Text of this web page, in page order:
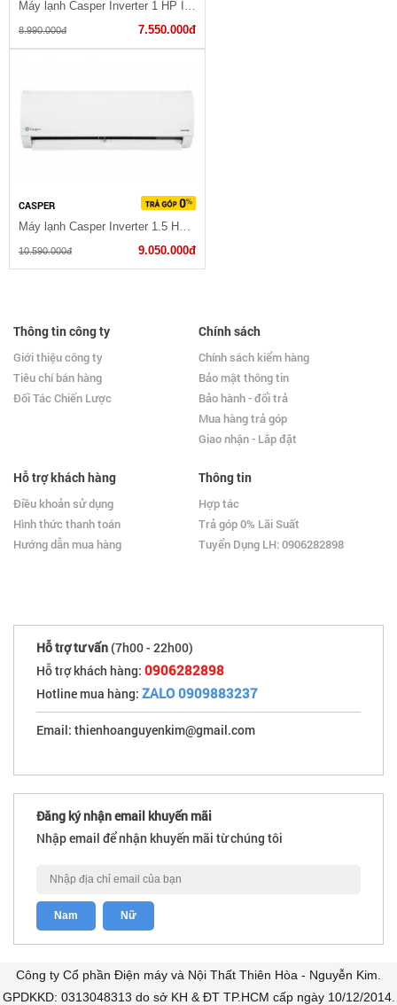
Máy lạnh Casper Inverter 1 HP IC-09TL32
8.990.000đ 7.550.000đ
CASPER
Máy lạnh Casper Inverter 1.5 HP IC-12TL32
10.590.000đ 9.050.000đ
Thông tin công ty
Giới thiệu công ty
Tiêu chí bán hàng
Đối Tác Chiến Lược
Chính sách
Chính sách kiểm hàng
Bảo mật thông tin
Bảo hành - đổi trả
Mua hàng trả góp
Giao nhận - Lắp đặt
Hỗ trợ khách hàng
Điều khoản sử dụng
Hình thức thanh toán
Hướng dẫn mua hàng
Thông tin
Hợp tác
Trả góp 0% Lãi Suất
Tuyển Dụng LH: 0906282898
Hỗ trợ tư vấn (7h00 - 22h00)
Hỗ trợ khách hàng: 0906282898
Hotline mua hàng: ZALO 0909883237
Email: thienhoanguyenkim@gmail.com
Đăng ký nhận email khuyến mãi
Nhập email để nhận khuyến mãi từ chúng tôi
Công ty Cổ phần Điện máy và Nội Thất Thiên Hòa - Nguyễn Kim.
GPDKKD: 0313048313 do sở KH & ĐT TP.HCM cấp ngày 10/12/2014.